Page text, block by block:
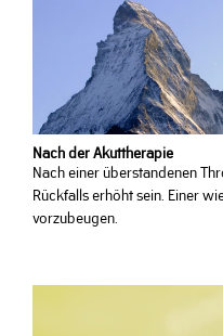
Nach der Akuttherapie
Nach einer überstandenen
Rückfalls erhöht sein. Einer
vorzubeugen.